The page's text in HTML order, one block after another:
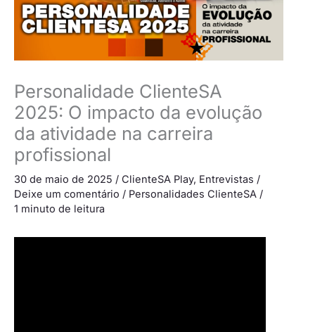
Personalidade ClienteSA
2025: O impacto da evolução
da atividade na carreira
profissional
30 de maio de 2025 / ClienteSA Play, Entrevistas /
Deixe um comentário / Personalidades ClienteSA /
1 minuto de leitura